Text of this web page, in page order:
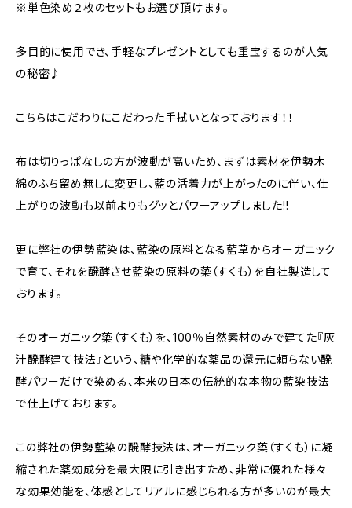
※単色染め２枚のセットもお選び頂けます。
多目的に使用でき、手軽なプレゼントとしても重宝するのが人気
の秘密♪
こちらはこだわりにこだわった手拭いとなっております！！
布は切りっぱなしの方が波動が高いため、まずは素材を伊勢木
綿のふち留め無しに変更し、藍の活着力が上がったのに伴い、仕
上がりの波動も以前よりもグッとパワーアップしました!!
更に弊社の伊勢藍染は、藍染の原料となる藍草からオーガニック
で育て、それを醗酵させ藍染の原料の蒅（すくも）を自社製造して
おります。
そのオーガニック蒅（すくも）を、100％自然素材のみで建てた『灰
汁醗酵建て技法』という、糖や化学的な薬品の還元に頼らない醗
酵パワーだけで染める、本来の日本の伝統的な本物の藍染技法
で仕上げております。
この弊社の伊勢藍染の醗酵技法は、オーガニック蒅（すくも）に凝
縮された薬効成分を最大限に引き出すため、非常に優れた様々
な効果効能を、体感としてリアルに感じられる方が多いのが最大